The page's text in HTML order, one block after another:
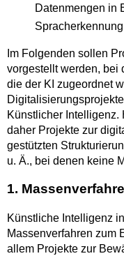
Datenmengen in
Im Folgenden sollen
vorgestellt werden, bei
die der KI zugeordnet
Künstlicher Intelligenz.
daher Projekte zur
gestützten
u. Ä., bei denen keine
1.
Künstliche Intelligenz
Massenverfahren zum
allem Projekte zur